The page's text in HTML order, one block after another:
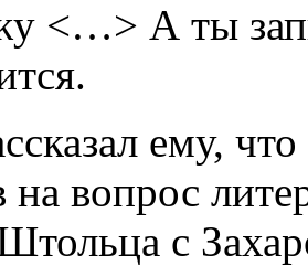
<…> А ты
ему,
на вопрос
Штольца с